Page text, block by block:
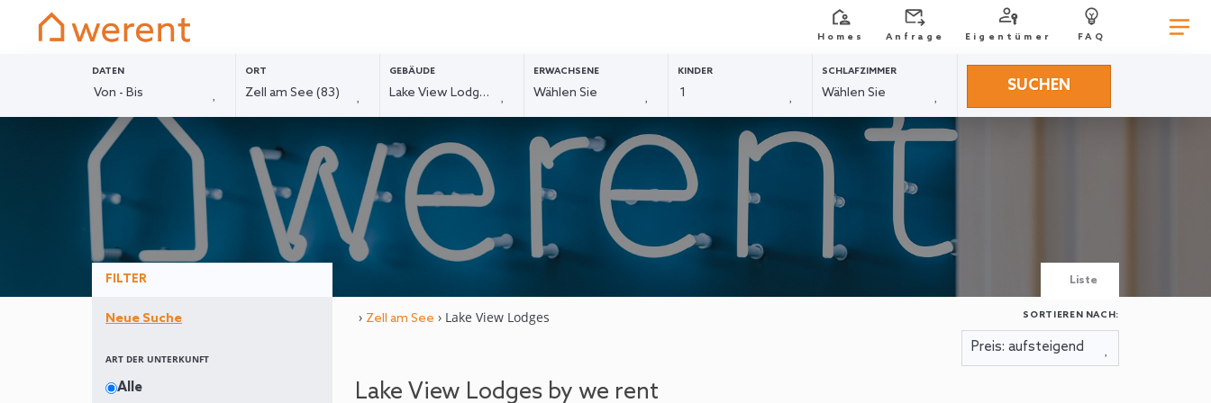
Homes Anfrage Eigentümer FAQ
DATEN ORT GEBÄUDE ERWACHSENE KINDER SCHLAFZIMMER
SUCHEN
FILTER
Neue Suche
ART DER UNTERKUNFT
Alle
Liste
SORTIEREN NACH:
› Zell am See › Lake View Lodges
Lake View Lodges by we rent